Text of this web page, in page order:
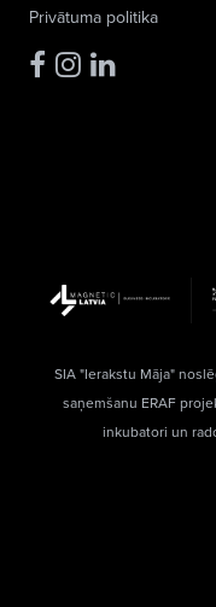
Privātuma politika
SIA "Ierakstu Māja"
saņemšanu ERAF
inkubatori un